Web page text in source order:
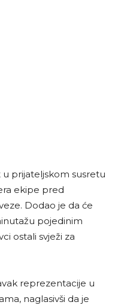
prijateljskom susretu
ekipe pred
Dodao je da će
pojedinim
ostali svježi za
reprezentacije u
naglasivši da je